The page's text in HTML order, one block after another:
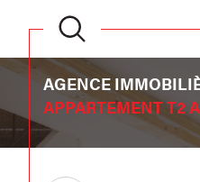
AGENCE
APPARTEMENT T2